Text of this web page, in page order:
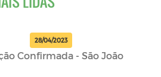
28/04/2023
Confirmada - São João